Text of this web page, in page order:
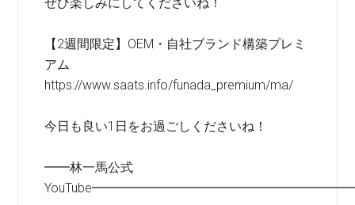
【2週間限定】OEM・自社ブランド構築プレミ
アム
https://www.saats.info/funada_premium/ma/
今日も良い1日をお過ごしくださいね！
━━林一馬公式